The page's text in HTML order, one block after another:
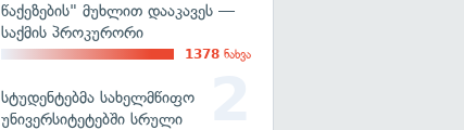
წაქეზების" მუხლით დააკავეს —
საქმის პროკურორი
1378 ნახვა
სტუდენტებმა სახელმწიფო
უნივერსიტეტებში სრული